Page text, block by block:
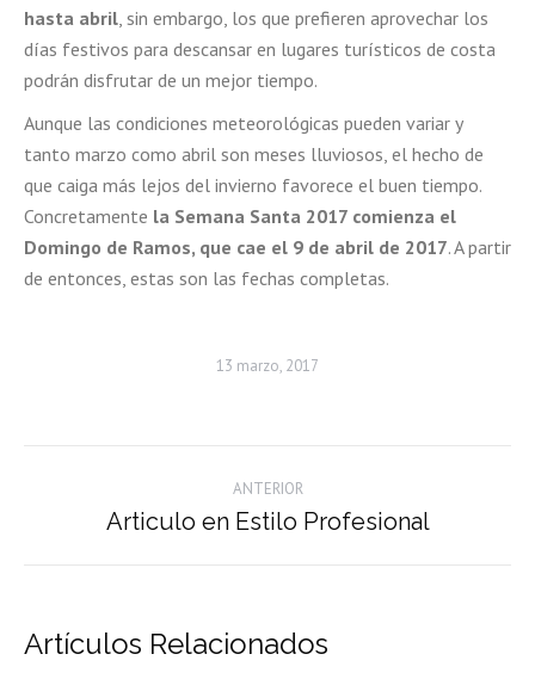
hasta abril, sin embargo, los que prefieren aprovechar los
días festivos para descansar en lugares turísticos de costa
podrán disfrutar de un mejor tiempo.
Aunque las condiciones meteorológicas pueden variar y
tanto marzo como abril son meses lluviosos, el hecho de
que caiga más lejos del invierno favorece el buen tiempo.
Concretamente la Semana Santa 2017 comienza el
Domingo de Ramos, que cae el 9 de abril de 2017. A partir
de entonces, estas son las fechas completas.
13 marzo, 2017
entre
ANTERIOR
Entrada
Articulo en Estilo Profesional
Artículos Relacionados